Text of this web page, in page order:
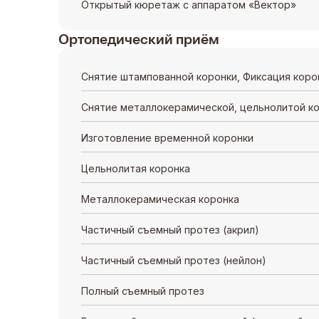
Открытый кюретаж с аппаратом «Вектор»
Ортопедический приём
Снятие штампованной коронки, Фиксация
Снятие металлокерамической, цельнолитой
Изготовление временной коронки
Цельнолитая коронка
Металлокерамическая коронка
Частичный съемный протез (акрил)
Частичный съемный протез (нейлон)
Полный съемный протез